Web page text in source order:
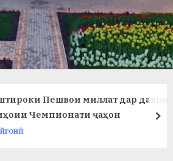
в
л
а
т
и
Пешвои миллат дар даври
Чемпионати ҷаҳон